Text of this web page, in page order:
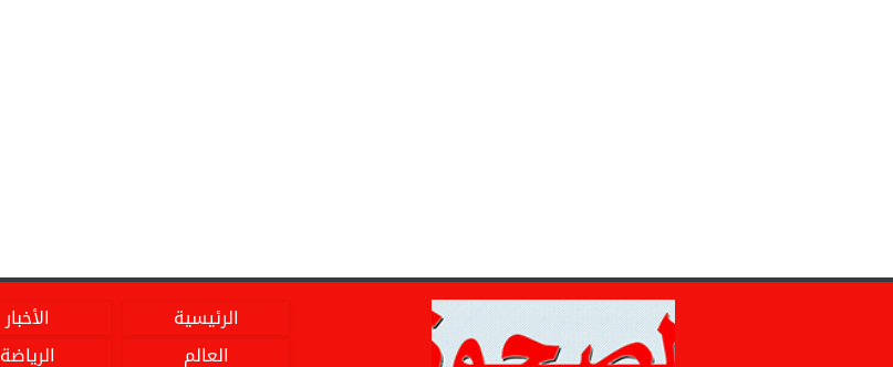
الرئيسية
الأخبار
العالم
الرياضة